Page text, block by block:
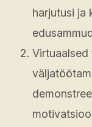
harjutusi ja
Virtuaalsed